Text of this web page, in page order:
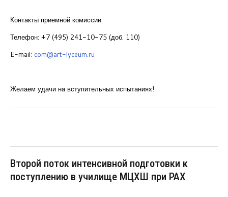
Контакты приемной комиссии:
Телефон: +7 (495) 241-10-75 (доб. 110)
E-mail: com@art-lyceum.ru
Желаем удачи на вступительных испытаниях!
Второй поток интенсивной подготовки к
поступлению в училище МЦХШ при РАХ